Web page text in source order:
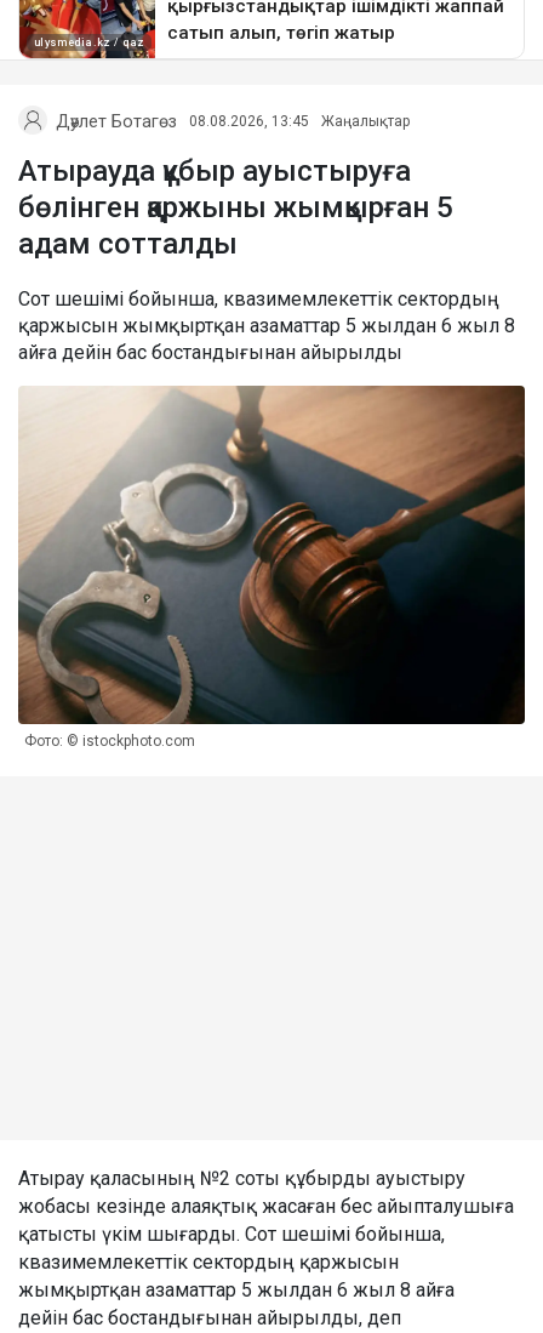
Дәулет Ботагөз 08.08.2026, 13:45 Жаңалықтар
Атырауда құбыр ауыстыруға
бөлінген қаржыны жымқырған 5
адам сотталды
Сот шешімі бойынша, квазимемлекеттік сектордың
қаржысын жымқыртқан азаматтар 5 жылдан 6 жыл 8
айға дейін бас бостандығынан айырылды
Фото: © istockphoto.com
Атырау қаласының №2 соты құбырды ауыстыру
жобасы кезінде алаяқтық жасаған бес айыпталушыға
қатысты үкім шығарды. Сот шешімі бойынша,
квазимемлекеттік сектордың қаржысын
жымқыртқан азаматтар 5 жылдан 6 жыл 8 айға
дейін бас бостандығынан айырылды, деп